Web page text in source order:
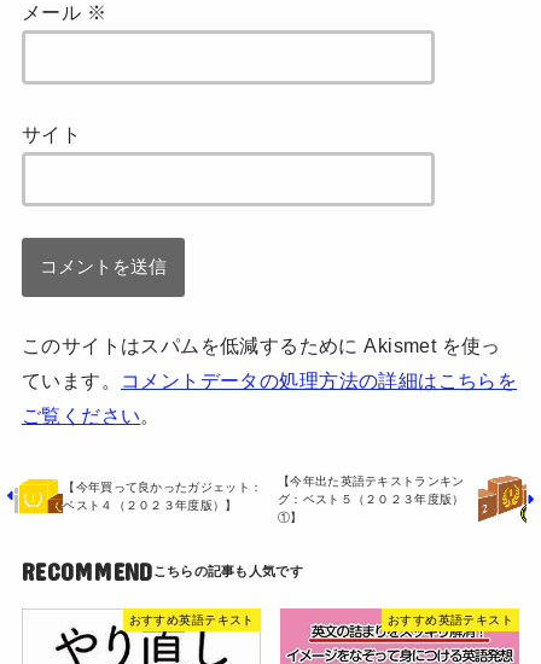
メール ※
サイト
このサイトはスパムを低減するために Akismet を使っ
ています。
コメントデータの処理方法の詳細はこちらを
ご覧ください。
【今年買って良かったガジェット：
ベスト４（２０２３年度版）】
【今年出た英語テキストランキン
グ：ベスト５（２０２３年度版）
①】
RECOMMEND
おすすめ英語テキスト おすすめ英語テキスト